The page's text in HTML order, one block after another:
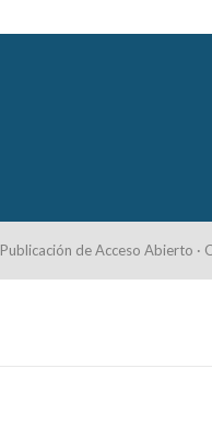
Publicación de Acceso Abierto ·